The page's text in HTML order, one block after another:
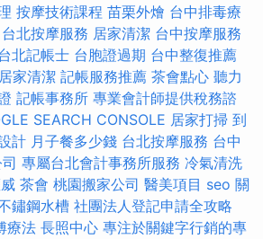
按摩技術課程 苗栗外燴 台中排毒療
台北按摩服務 居家清潔 台中按摩服務
北記帳士 台胞證過期 台中整復推薦
家清潔 記帳服務推薦 茶會點心 聽力
記帳事務所 專業會計師提供稅務諮
SEARCH CONSOLE 居家打掃 到
計 月子餐多少錢 台北按摩服務 台中
專屬台北會計事務所服務 冷氣清洗
茶會 桃園搬家公司 醫美項目 seo 關
鏽鋼水槽 社團法人登記申請全攻略
療法 長照中心 專注於關鍵字行銷的專